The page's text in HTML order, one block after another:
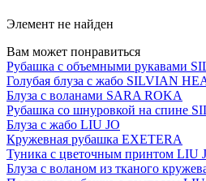
Элемент не найден
Вам может понравиться
Рубашка с объемными рукавами
Голубая блуза с жабо SILVIAN
Блуза с воланами SARA ROKA
Рубашка со шнуровкой на спине
Блуза с жабо LIU JO
Кружевная рубашка EXETERA
Туника с цветочным принтом LIU
Блуза с воланом из тканого